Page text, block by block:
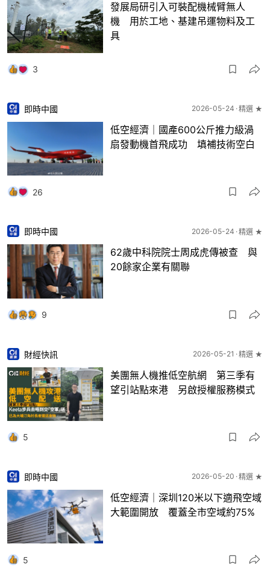
發展局研引入可裝配機械臂無人
機 用於工地、基建吊運物料及工
具
3
即時中國 2026-05-24 精選 ★
低空經濟｜國產600公斤推力級渦
扇發動機首飛成功 填補技術空白
26
即時中國 2026-05-24 精選 ★
62歲中科院院士周成虎傳被查 與
20餘家企業有關聯
9
財經快訊 2026-05-21 精選 ★
美團無人機推低空航網 第三季有
望引站點來港 另啟授權服務模式
5
即時中國 2026-05-20 精選 ★
低空經濟｜深圳120米以下適飛空域
大範圍開放 覆蓋全市空域約75%
5